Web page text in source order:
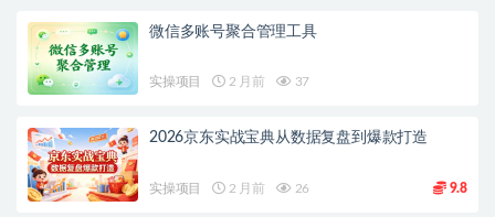
微信多账号聚合管理工具
实操项目 2 月前 37
2026京东实战宝典从数据复盘到爆款打造
实操项目 2 月前 26 9.8